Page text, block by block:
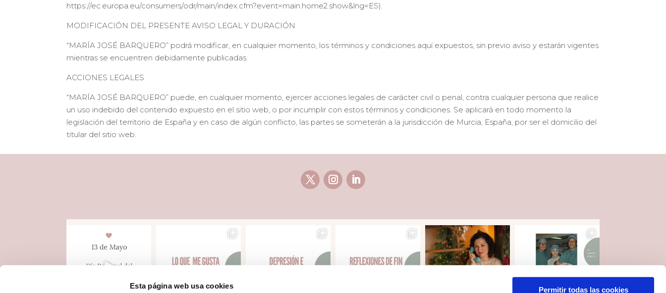
Esta página web usa cookies Permitir todas las cookies
https://ec.europa.eu/consumers/odr/main/index.cfm?event=main.home2.show&lng=ES).
MODIFICACIÓN DEL PRESENTE AVISO LEGAL Y DURACIÓN
“MARÍA JOSÉ BARQUERO” podrá modificar, en cualquier momento, los términos y condiciones aquí expuestos, sin previo aviso y estarán vigentes
mientras se encuentren debidamente publicadas.
ACCIONES LEGALES
“MARÍA JOSÉ BARQUERO” puede, en cualquier momento, ejercer acciones legales de carácter civil o penal, contra cualquier persona que realice
un uso indebido del contenido expuesto en el sitio web, o por incumplir con estos términos y condiciones. Se aplicará en todo momento la
legislación del territorio de España y en caso de algún conflicto, las partes se someterán a la jurisdicción de Murcia, España, por ser el domicilio del
titular del sitio web.